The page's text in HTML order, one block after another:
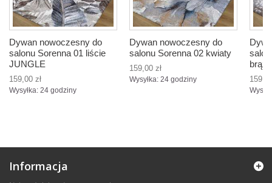
Dywan nowoczesny do
salonu Sorenna 01 liście
JUNGLE
159,00 zł
Wysyłka: 24 godziny
Dywan nowoczesny do
salonu Sorenna 02 kwiaty
159,00 zł
Wysyłka: 24 godziny
Informacja